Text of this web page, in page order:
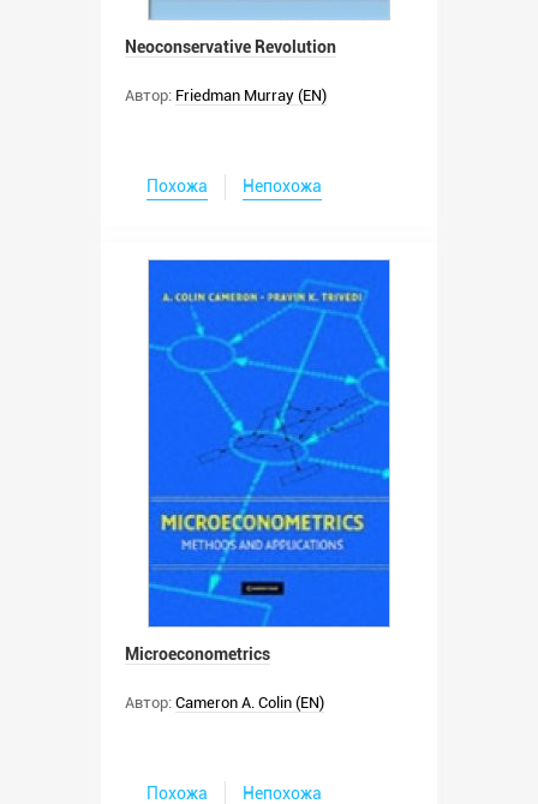
Neoconservative Revolution
Автор: Friedman Murray (EN)
Похожа Непохожа
Microeconometrics
Автор: Cameron A. Colin (EN)
Похожа Непохожа